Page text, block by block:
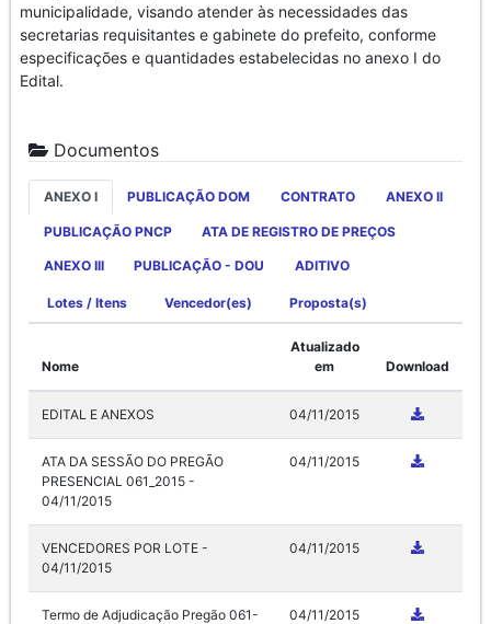
municipalidade, visando atender às necessidades das
secretarias requisitantes e gabinete do prefeito, conforme
especificações e quantidades estabelecidas no anexo I do
Edital.
Documentos
ANEXO I PUBLICAÇÃO DOM CONTRATO ANEXO II
PUBLICAÇÃO PNCP ATA DE REGISTRO DE PREÇOS
ANEXO III PUBLICAÇÃO - DOU ADITIVO
Lotes / Itens Vencedor(es) Proposta(s)
Nome
Atualizado
em
Download
EDITAL E ANEXOS 04/11/2015
ATA DA SESSÃO DO PREGÃO
PRESENCIAL 061_2015 -
04/11/2015
04/11/2015
VENCEDORES POR LOTE -
04/11/2015
04/11/2015
Termo de Adjudicação Pregão 061-
04/11/2015